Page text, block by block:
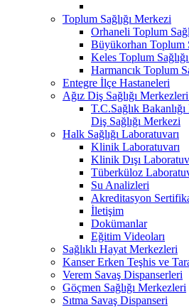
Toplum Sağlığı Merkezi
Orhaneli Toplum
Büyükorhan Toplum
Keles Toplum
Harmancık Toplum
Entegre İlçe Hastaneleri
Ağız Diş Sağlığı
T.C.Sağlık
Diş Sağlığı Merkezi
Halk Sağlığı Laboratuvarı
Klinik Laboratuvarı
Klinik Dışı
Tüberküloz
Su Analizleri
Akreditasyon
İletişim
Dokümanlar
Eğitim Videoları
Sağlıklı Hayat Merkezleri
Kanser Erken Teşhis ve
Verem Savaş Dispanserleri
Göçmen Sağlığı Merkezleri
Sıtma Savaş Dispanseri